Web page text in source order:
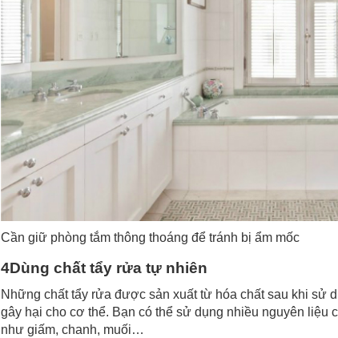
Cần giữ phòng tắm thông thoáng để tránh bị ẩm mốc
4Dùng chất tẩy rửa tự nhiên
Những chất tẩy rửa được sản xuất từ hóa chất sau khi sử
gây hại cho cơ thể. Bạn có thể sử dụng nhiều nguyên liệu
như giấm, chanh, muối…